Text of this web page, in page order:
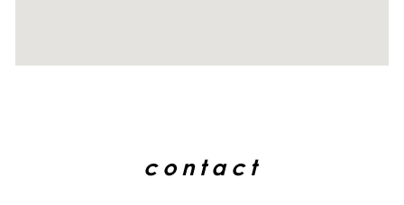
contact